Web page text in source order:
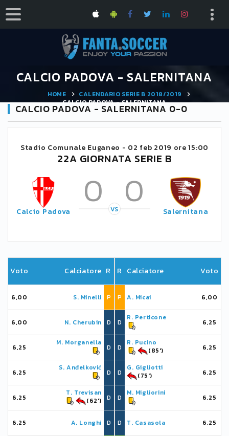
CALCIO PADOVA - SALERNITANA
HOME
CALENDARIO SERIE B 2018/2019
CALCIO PADOVA - SALERNITANA
CALCIO PADOVA - SALERNITANA 0-0
Stadio Comunale Euganeo - 02 feb 2019 ore 15:00
22A GIORNATA SERIE B
Calcio Padova 0 0
VS Salernitana
Voto Calciatore R
6,00 S. Minelli P
6,00 N. Cherubin D
6,25
M. Morganella
D
6,25
S. Anđelković
D
6,25
T. Trevisan
(62')
D
6,25 A. Longhi D
R Calciatore Voto
P A. Micai 6,00
D
R. Perticone
6,25
D
R. Pucino
(85')
6,25
D
G. Gigliotti
(75')
6,25
D
M. Migliorini
6,25
D T. Casasola 6,25